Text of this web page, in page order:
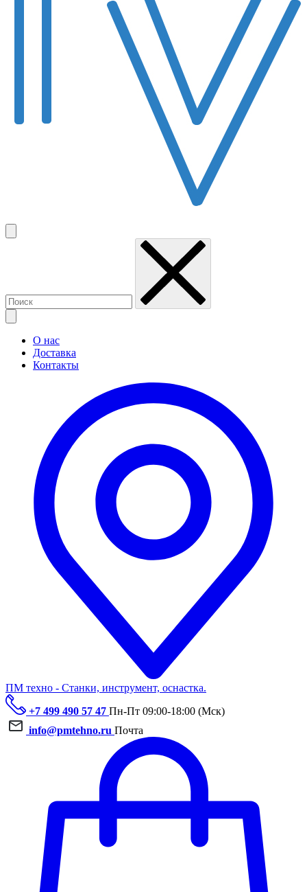
О нас
Доставка
Контакты
ПМ техно - Станки, инструмент, оснастка.
+7 499 490 57 47 Пн-Пт 09:00-18:00 (Мск)
info@pmtehno.ru Почта